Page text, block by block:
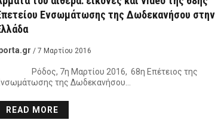
Ενσωμάτωσης της Δωδεκανήσου στην
/ 7 Μαρτίου 2016
Ρόδος, 7η Μαρτίου 2016, 68η Επέτειος της
της Δωδεκανήσου…
READ MORE